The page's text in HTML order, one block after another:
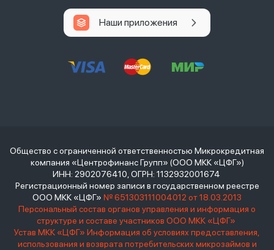
Наши приложения
Общество с ограниченной ответственностью Микрокредитная
компания «Центрофинанс Групп» (ООО МКК «ЦФГ»)
ИНН: 2902076410, ОГРН: 1132932001674
Регистрационный номер записи в государственном реестре
ООО МКК «ЦФГ» № 651303111004012 от 18.03.2013
Персональный состав органов управления и информация о
структуре и составе участников ООО МКК «ЦФГ»
Устав МКК «ЦФГ» Информация об условиях предоставления,
использования и возврата потребительских микрозаймов и